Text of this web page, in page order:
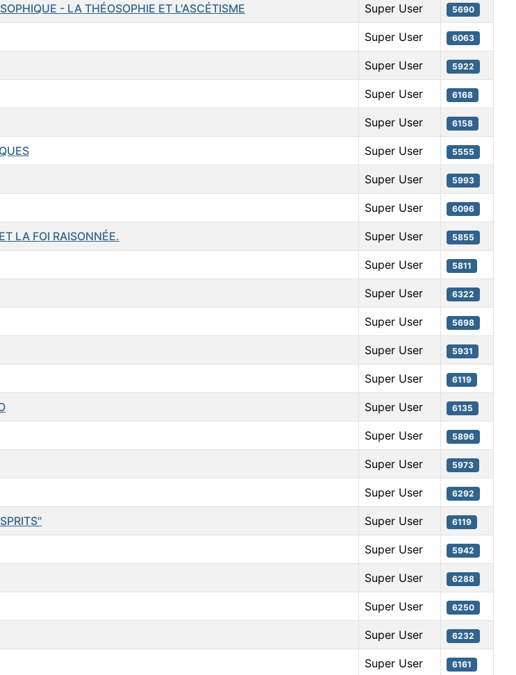
- LA THÉOSOPHIE ET L'ASCÉTISME Super User 5690
Super User 6063
Super User 5922
Super User 6168
Super User 6158
Super User 5555
Super User 5993
Super User 6096
LA FOI RAISONNÉE. Super User 5855
Super User 5811
Super User 6322
Super User 5698
Super User 5931
Super User 6119
Super User 6135
Super User 5896
Super User 5973
Super User 6292
Super User 6119
Super User 5942
Super User 6288
Super User 6250
Super User 6232
Super User 6161